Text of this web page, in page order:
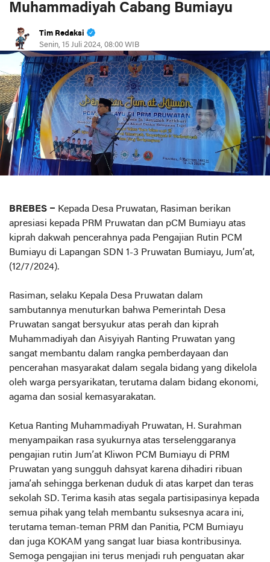
Muhammadiyah Cabang Bumiayu
Tim Redaksi
Senin, 15 Juli 2024, 08:00 WIB
BREBES – Kepada Desa Pruwatan, Rasiman berikan
apresiasi kepada PRM Pruwatan dan pCM Bumiayu atas
kiprah dakwah pencerahnya pada Pengajian Rutin PCM
Bumiayu di Lapangan SDN 1-3 Pruwatan Bumiayu, Jum’at,
(12/7/2024).
Rasiman, selaku Kepala Desa Pruwatan dalam
sambutannya menuturkan bahwa Pemerintah Desa
Pruwatan sangat bersyukur atas perah dan kiprah
Muhammadiyah dan Aisyiyah Ranting Pruwatan yang
sangat membantu dalam rangka pemberdayaan dan
pencerahan masyarakat dalam segala bidang yang dikelola
oleh warga persyarikatan, terutama dalam bidang ekonomi,
agama dan sosial kemasyarakatan.
Ketua Ranting Muhammadiyah Pruwatan, H. Surahman
menyampaikan rasa syukurnya atas terselenggaranya
pengajian rutin Jum’at Kliwon PCM Bumiayu di PRM
Pruwatan yang sungguh dahsyat karena dihadiri ribuan
jama’ah sehingga berkenan duduk di atas karpet dan teras
sekolah SD. Terima kasih atas segala partisipasinya kepada
semua pihak yang telah membantu suksesnya acara ini,
terutama teman-teman PRM dan Panitia, PCM Bumiayu
dan juga KOKAM yang sangat luar biasa kontribusinya.
Semoga pengajian ini terus menjadi ruh penguatan akar